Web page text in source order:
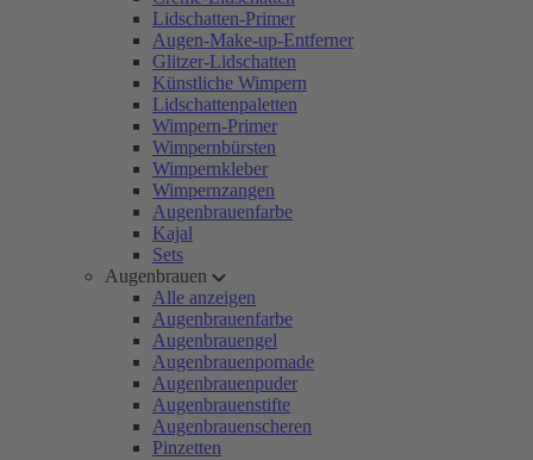
Lidschatten-Primer
Augen-Make-up-Entferner
Glitzer-Lidschatten
Künstliche Wimpern
Lidschattenpaletten
Wimpern-Primer
Wimpernbürsten
Wimpernkleber
Wimpernzangen
Augenbrauenfarbe
Kajal
Sets
Augenbrauen
Alle anzeigen
Augenbrauenfarbe
Augenbrauengel
Augenbrauenpomade
Augenbrauenpuder
Augenbrauenstifte
Augenbrauenscheren
Pinzetten